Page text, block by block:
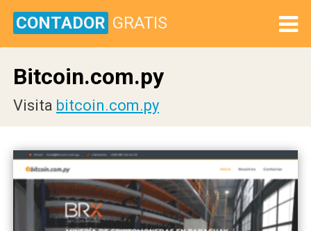
CONTADOR GRATIS
Bitcoin.com.py
Visita bitcoin.com.py